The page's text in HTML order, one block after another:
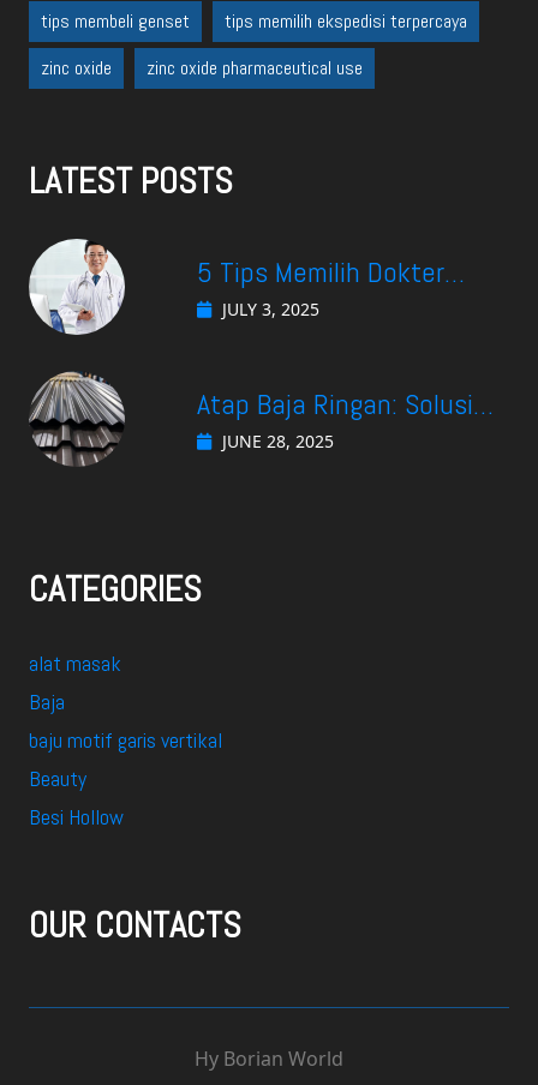
tips membeli genset
tips memilih ekspedisi terpercaya
zinc oxide
zinc oxide pharmaceutical use
LATEST POSTS
5 Tips Memilih Dokter
Spesialis Gastro di
Untuk Kebutuhan Anda
JULY 3, 2025
Atap Baja Ringan: Solusi
Efektif Menjaga Suhu
JUNE 28, 2025
CATEGORIES
alat masak
Baja
baju motif garis vertikal
Beauty
Besi Hollow
OUR CONTACTS
Hy Borian World